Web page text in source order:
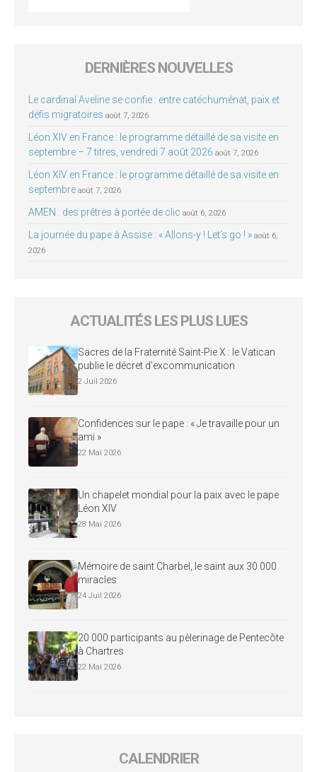
DERNIÈRES NOUVELLES
Le cardinal Aveline se confie : entre catéchuménat, paix et
défis migratoires août 7, 2026
Léon XIV en France : le programme détaillé de sa visite en
septembre – 7 titres, vendredi 7 août 2026 août 7, 2026
Léon XIV en France : le programme détaillé de sa visite en
septembre août 7, 2026
AMEN : des prêtres à portée de clic août 6, 2026
La journée du pape à Assise : « Allons-y ! Let’s go ! » août 6,
2026
ACTUALITÉS LES PLUS LUES
Sacres de la Fraternité Saint-Pie X : le Vatican
publie le décret d’excommunication
2 Juil 2026
Confidences sur le pape : « Je travaille pour un
ami »
22 Mai 2026
Un chapelet mondial pour la paix avec le pape
Léon XIV
28 Mai 2026
Mémoire de saint Charbel, le saint aux 30 000
miracles
24 Juil 2026
20 000 participants au pèlerinage de Pentecôte
à Chartres
22 Mai 2026
CALENDRIER